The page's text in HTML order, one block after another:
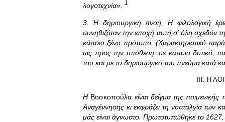
λογοτεχνία».
1
3. Η δημιουργική πνοή. Η φιλολογική
συνηθιζόταν την εποχή αυτή σ' όλη σχεδόν
κάποιο ξένο πρότυπο. (Χαρακτηριστικό
ως προς την υπόθεση, σε κάποιο δυτικό,
του και με το δημιουργικό του πνεύμα κατά
III. Η
Η Βοσκοπούλα είναι δείγμα της
Αναγέννησης κι εκφράζει τη νοσταλγία των
μάς είναι άγνωστο. Πρωτοτυπώθηκε το